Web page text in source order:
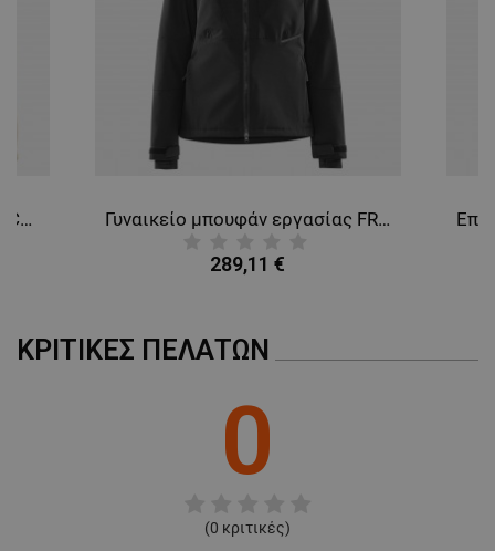
Γυναικείο μπουφάν FRISTADS COPPER PILE FLEECE WHITE Γυναικείο μπουφάν εργασίας FRISTADS STRETCH WINTER BLACK
289,11 €
ΚΡΙΤΙΚΈΣ ΠΕΛΑΤΏΝ
0
(0 κριτικές)